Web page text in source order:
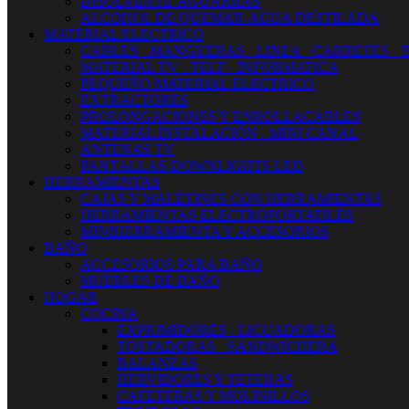
ALCOHOL DE QUEMAR-AGUA DESTILADA
MATERIAL ELECTRICO
CABLES - MANGUERAS - LINEA - CARRETES -
MATERIAL TV - TELF - INFORMATICA
PEQUEÑO MATERIAL ELECTRICO
EXTRACTORES
PROLONGACIONES Y ENROLLACABLES
MATERIAL INSTALACIÓN - MINI CANAL
ANTENAS TV
PANTALLAS-DOWNLIGHTS LED
HERRAMIENTAS
CAJAS Y MALETINES CON HERRAMIENTAS
HERRAMIENTAS ELECTROPORTATILES
MINIHERRAMIENTA Y ACCESORIOS
BAÑO
ACCESORIOS PARA BAÑO
MUEBLES DE BAÑO
HOGAR
COCINA
EXPRIMIDORES - LICUADORAS
TOSTADORAS - SANDWICHERA
BALANZAS
HERVIDORES Y TETERAS
CAFETERAS Y MOLINILLOS